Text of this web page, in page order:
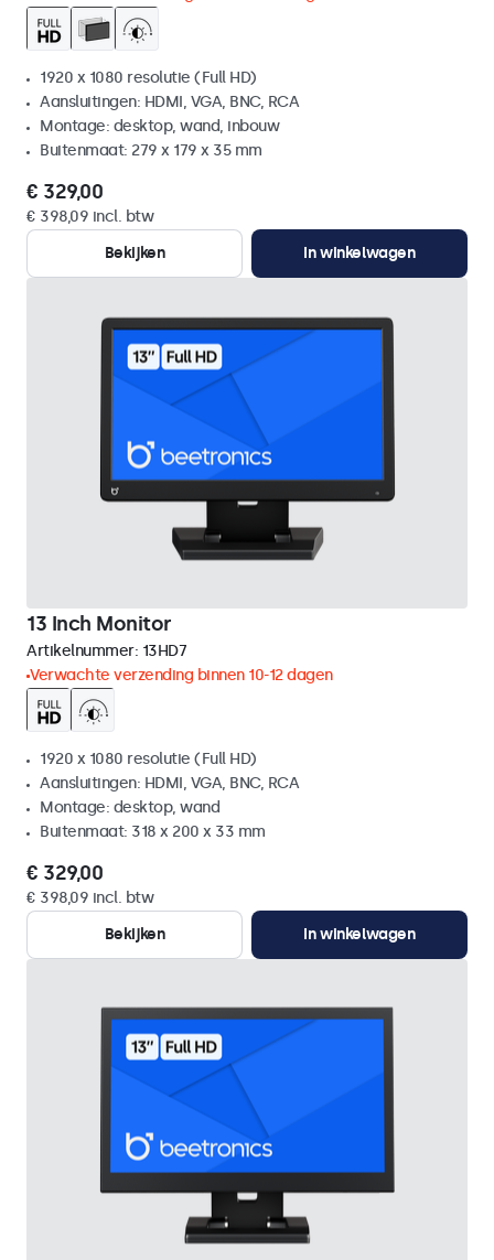
1920 x 1080 resolutie (Full HD)
Aansluitingen: HDMI, VGA, BNC, RCA
Montage: desktop, wand, inbouw
Buitenmaat: 279 x 179 x 35 mm
€ 329,00
€ 398,09 incl. btw
Bekijken
In winkelwagen
13 Inch Monitor
Artikelnummer: 13HD7
Verwachte verzending binnen 10-12 dagen
1920 x 1080 resolutie (Full HD)
Aansluitingen: HDMI, VGA, BNC, RCA
Montage: desktop, wand
Buitenmaat: 318 x 200 x 33 mm
€ 329,00
€ 398,09 incl. btw
Bekijken
In winkelwagen